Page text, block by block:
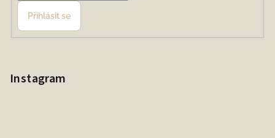
Přihlásit se
Instagram